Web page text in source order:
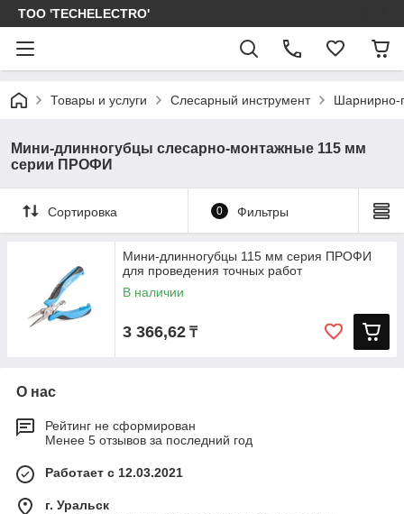
ТОО 'TECHELECTRO'
Товары и услуги Слесарный инструмент Шарнирно-
Мини-длинногубцы слесарно-монтажные 115 мм
серии ПРОФИ
Сортировка 0 Фильтры
Мини-длинногубцы 115 мм серия ПРОФИ
для проведения точных работ
В наличии
3 366,62 ₸
О нас
Рейтинг не сформирован
Менее 5 отзывов за последний год
Работает с 12.03.2021
г. Уральск